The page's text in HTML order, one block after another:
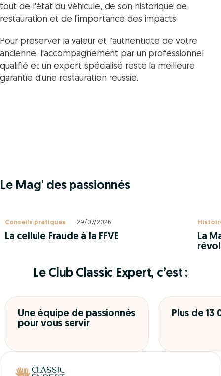
tout de l'état du véhicule, de son historique de
restauration et de l'importance des impacts.
Pour préserver la valeur et l'authenticité de votre
ancienne, l'accompagnement par un professionnel
qualifié et un expert spécialisé reste la meilleure
garantie d'une restauration réussie.
Le Mag' des passionnés
Conseils pratiques 29/07/2026
La cellule Fraude à la FFVE
La
Le Club Classic Expert, c’est :
Une équipe de passionnés
pour vous servir
Plus de 13